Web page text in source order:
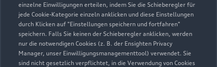
einzelne Einwilligungen erteilen, indem Sie die Schieberegler für
jede Cookie-Kategorie einzeln anklicken und diese Einstellungen
durch Klicken auf "Einstellungen speichern und fortfahren"
speichern. Falls Sie keinen der Schieberegler anklicken, werden
nur die notwendigen Cookies (z. B. der Ensighten Privacy
Manager, unser Einwilligungsmanagementtool) verwendet. Sie
sind nicht gesetzlich verpflichtet, in die Verwendung von Cookies
0451 479070
evers@autohaus-evers.de
Kontaktdaten herunterladen